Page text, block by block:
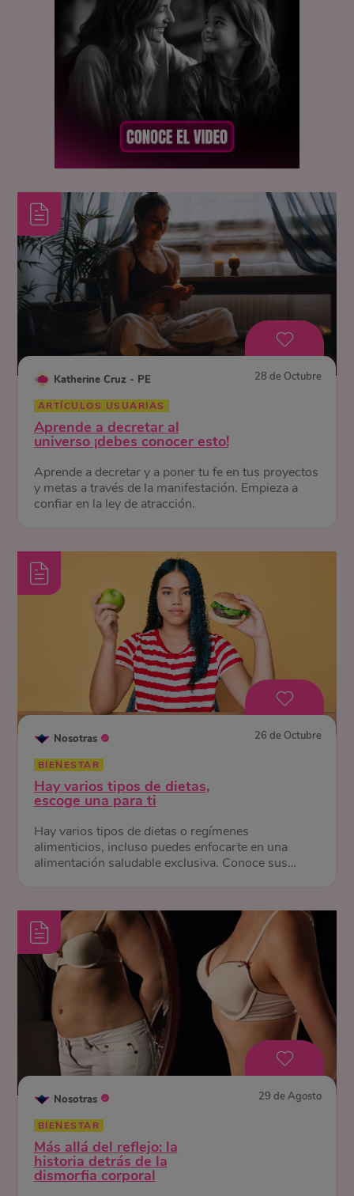
Katherine Cruz - PE 28 de Octubre
ARTÍCULOS USUARIAS
Aprende a decretar al
universo ¡debes conocer esto!
Aprende a decretar y a poner tu fe en tus proyectos
y metas a través de la manifestación. Empieza a
confiar en la ley de atracción.
Nosotras 26 de Octubre
BIENESTAR
Hay varios tipos de dietas,
escoge una para ti
Hay varios tipos de dietas o regímenes
alimenticios, incluso puedes enfocarte en una
alimentación saludable exclusiva. Conoce sus
Nosotras 29 de Agosto
BIENESTAR
Más allá del reflejo: la
historia detrás de la
dismorfia corporal